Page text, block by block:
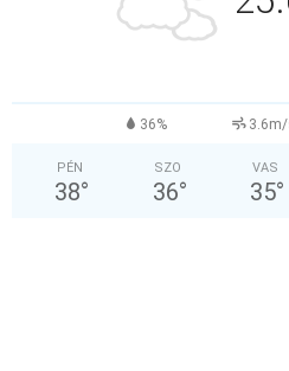
36%
PÉN
38°
SZO
36°
VAS
35°